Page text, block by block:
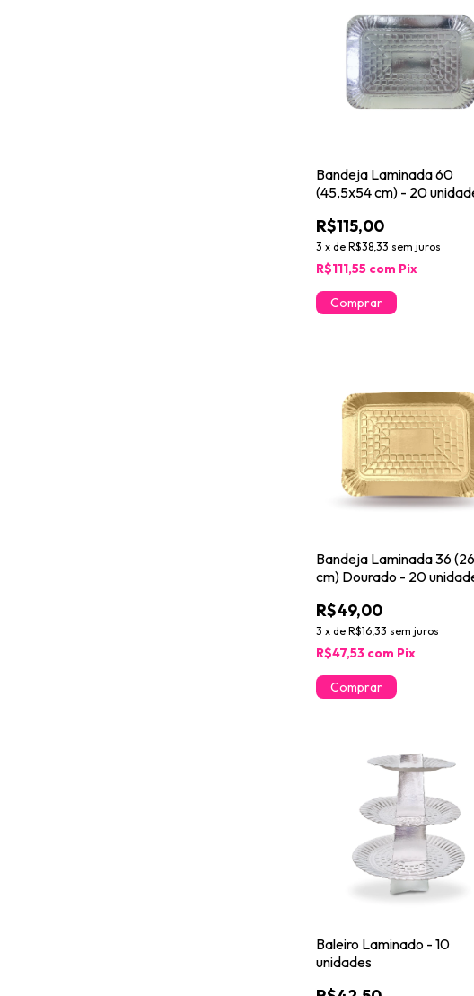
Bandeja Laminada 60
(45,5x54 cm) - 20
R$115,00
3 x deR$38,33 sem juros
R$111,55 com Pix
Bandeja Laminada 36
cm) Dourado - 20
R$49,00
3 x deR$16,33 sem juros
R$47,53 com Pix
Baleiro Laminado - 10
unidades